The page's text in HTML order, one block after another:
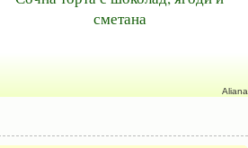
сметана
Aliana